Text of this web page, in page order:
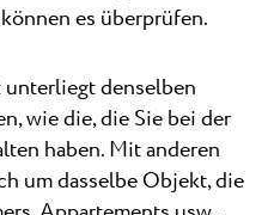
es überprüfen.
unterliegt denselben
wie die, die Sie bei der
haben. Mit anderen
um dasselbe Objekt, die